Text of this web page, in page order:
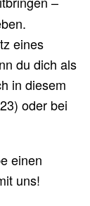
eines
du dich als
in diesem
oder bei
einen
uns!